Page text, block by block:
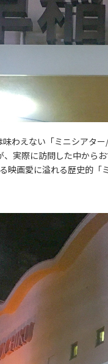
わえない「ミニシアタ
、実際に訪問した中から
映画愛に溢れる歴史的「